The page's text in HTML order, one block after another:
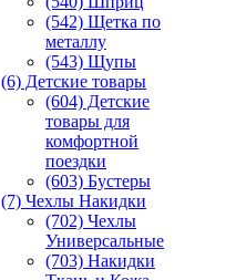
(542) Щетка по
металлу
(543) Щупы
(6) Детские товары
(604) Детские
товары для
комфортной
поездки
(603) Бустеры
(7) Чехлы Накидки
(702) Чехлы
Универсальные
(703) Накидки